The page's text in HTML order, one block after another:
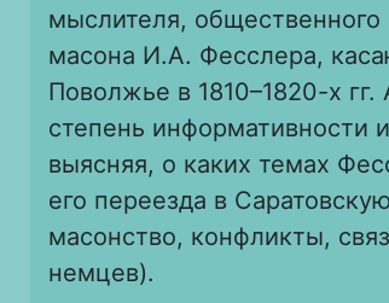
мыслителя, общественного
масона И.А. Фесслера,
Поволжье в 1810–1820-х
степень информативности
выясняя, о каких темах
его переезда в
масонство, конфликты,
немцев).